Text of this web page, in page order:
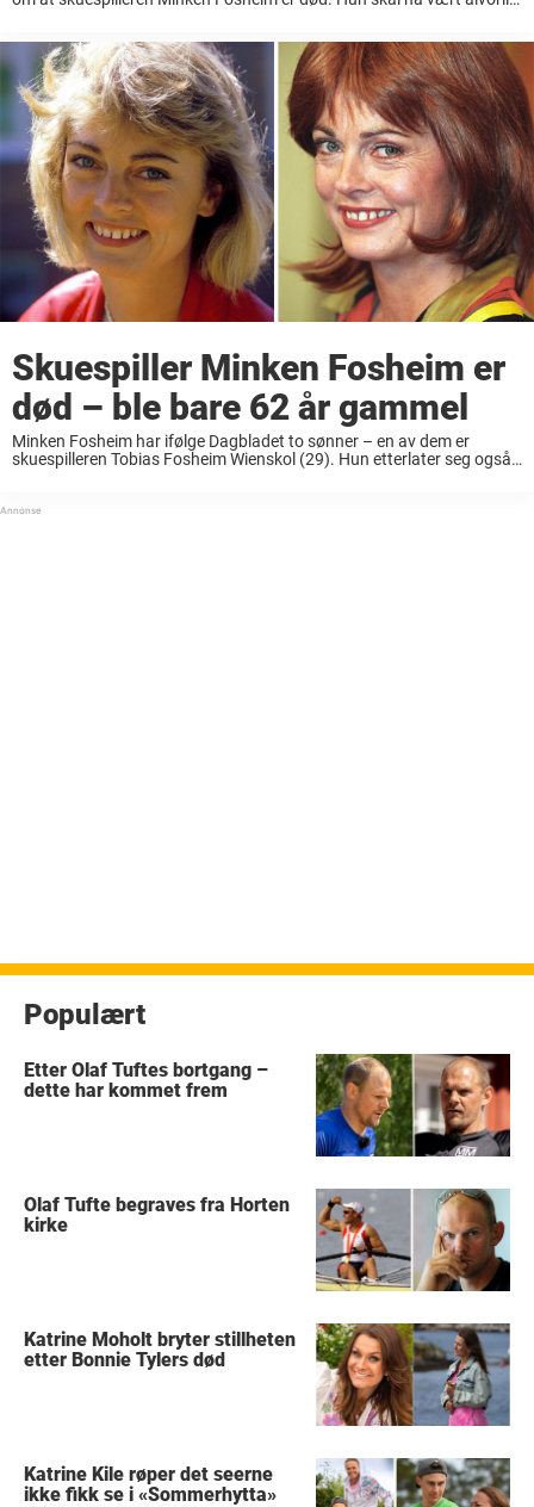
Skuespiller Minken Fosheim er
død – ble bare 62 år gammel
Minken Fosheim har ifølge Dagbladet to sønner – en av dem er
skuespilleren Tobias Fosheim Wienskol (29). Hun etterlater seg også
Populært
Etter Olaf Tuftes bortgang –
dette har kommet frem
Olaf Tufte begraves fra Horten
kirke
Katrine Moholt bryter stillheten
etter Bonnie Tylers død
Katrine Kile røper det seerne
ikke fikk se i «Sommerhytta»